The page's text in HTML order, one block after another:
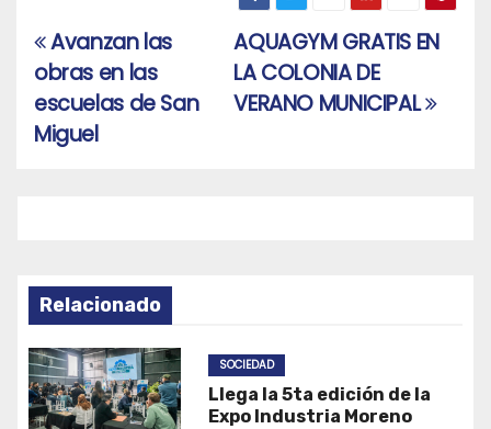
Navegación
de
entradas
AQUAGYM GRATIS EN
LA COLONIA DE
VERANO MUNICIPAL
Avanzan las
obras en las
escuelas de San
Miguel
Relacionado
SOCIEDAD
Llega la 5ta edición de la
Expo Industria Moreno